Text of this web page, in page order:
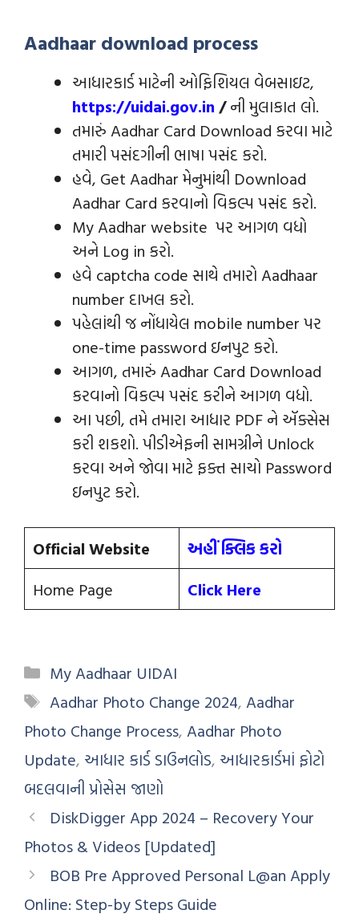
Aadhaar download process
આધારકાર્ડ માટેની ઓફિશિયલ વેબસાઇટ,
https://uidai.gov.in /ની મુલાકાત લો.
તમારું Aadhar Card Download કરવા માટે
તમારી પસંદગીની ભાષા પસંદ કરો.
હવે, Get Aadhar મેનુમાંથી Download
Aadhar Card કરવાનો વિકલ્પ પસંદ કરો.
My Aadhar website પર આગળ વધો
અને Log in કરો.
હવે captcha code સાથે તમારો Aadhaar
number દાખલ કરો.
પહેલાંથી જ નોંધાયેલ mobile number પર
one-time password ઇનપુટ કરો.
આગળ, તમારું Aadhar Card Download
કરવાનો વિકલ્પ પસંદ કરીને આગળ વધો.
આ પછી, તમે તમારા આધાર PDF ને ઍક્સેસ
કરી શકશો. પીડીએફની સામગ્રીને Unlock
કરવા અને જોવા માટે ફક્ત સાચો Password
ઇનપુટ કરો.
Official Website
અહીં ક્લિક કરો
Home Page
Click Here
My Aadhaar UIDAI
Aadhar Photo Change 2024, Aadhar
Photo Change Process, Aadhar Photo
Update, આધાર કાર્ડ ડાઉનલોડ, આધારકાર્ડમાં ફોટો
બદલવાની પ્રોસેસ જાણો
DiskDigger App 2024 – Recovery Your
Photos & Videos [Updated]
BOB Pre Approved Personal L@an Apply
Online: Step-by Steps Guide